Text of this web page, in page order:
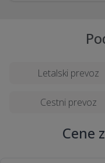
Letalski prevoz
Cestni prevoz
Cene